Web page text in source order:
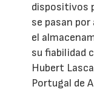
dispositivos
se pasan
el
su fiabilidad
Hubert
Portugal de